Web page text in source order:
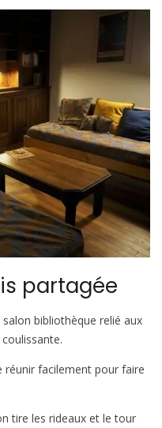
partagée
bibliothèque relié aux
réunir facilement pour faire
tire les rideaux et le tour